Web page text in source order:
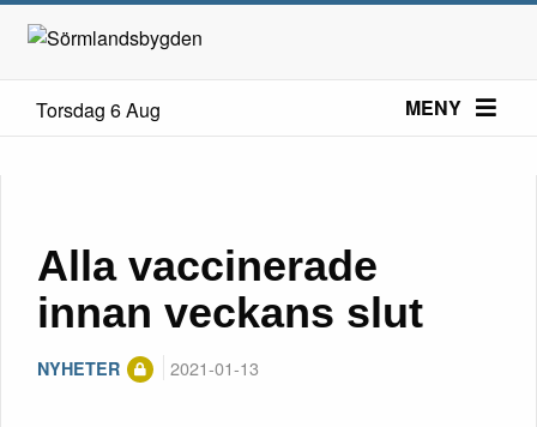
Torsdag 6 Aug MENY
Alla vaccinerade
innan veckans slut
NYHETER 2021-01-13